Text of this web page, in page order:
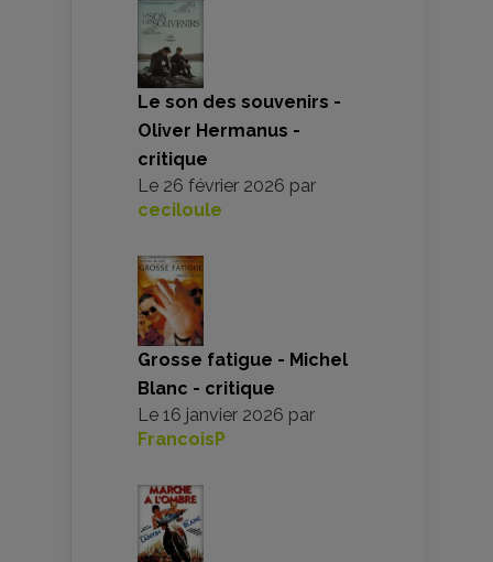
Le son des souvenirs -
Oliver Hermanus -
critique
Le 26 février 2026 par
ceciloule
Grosse fatigue - Michel
Blanc - critique
Le 16 janvier 2026 par
FrancoisP